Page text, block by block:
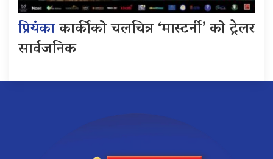
प्रियंकाकार्कीको चलचित्र ‘मास्टर्नी’ को ट्रेलर
सार्वजनिक